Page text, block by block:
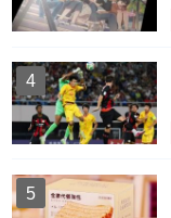
4
5